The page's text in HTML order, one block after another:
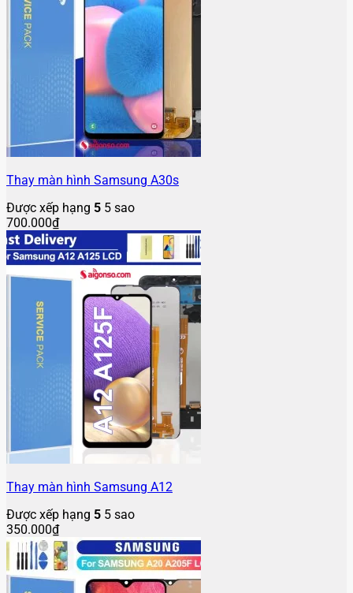
Thay màn hình Samsung A30s
Được xếp hạng 5 5 sao
700.000₫
Thay màn hình Samsung A12
Được xếp hạng 5 5 sao
350.000₫